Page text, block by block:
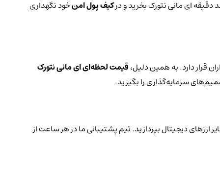
دقیقه ای مانی نتورک بخرید و درکیف پول امنخود نگهداری
قرار دارد. به همین دلیل،قیمت لحظه‌ای ای مانی نتورک
سرمایه‌گذاری را بگیرید.
ارزهای دیجیتال بپردازید. تیم پشتیبانی ما در هر ساعت از